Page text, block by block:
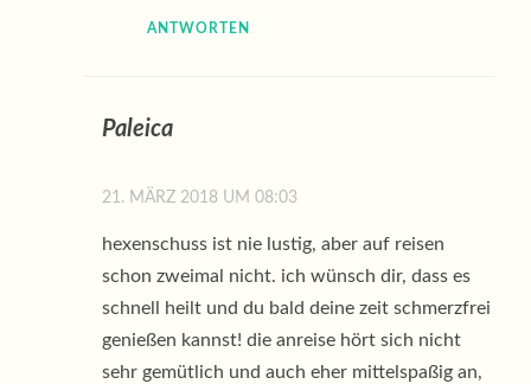
ANTWORTEN
Paleica
21. MÄRZ 2018 UM 08:03
hexenschuss ist nie lustig, aber auf reisen
schon zweimal nicht. ich wünsch dir, dass es
schnell heilt und du bald deine zeit schmerzfrei
genießen kannst! die anreise hört sich nicht
sehr gemütlich und auch eher mittelspaßig an,